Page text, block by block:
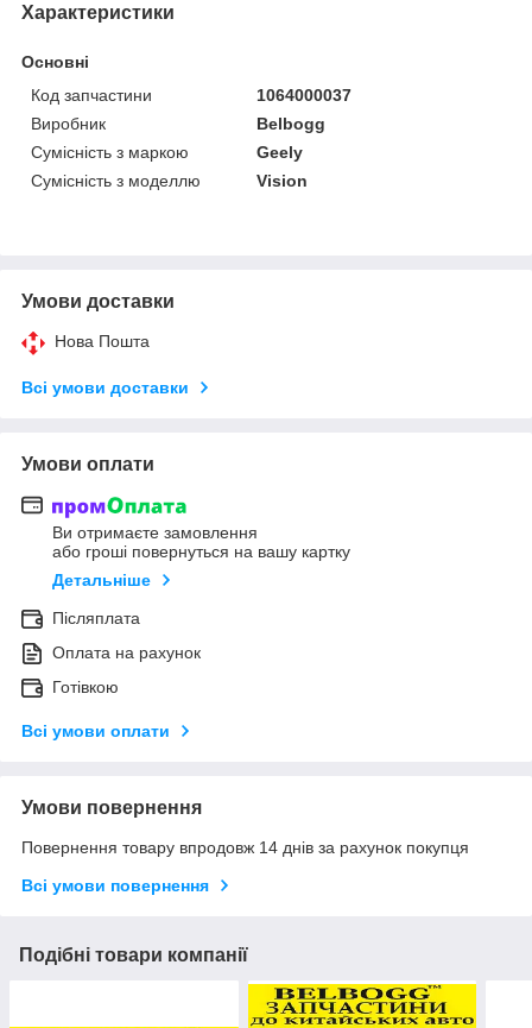
Характеристики
Основні
Код запчастини
1064000037
Виробник
Belbogg
Сумісність з маркою
Geely
Сумісність з моделлю
Vision
Умови доставки
Нова Пошта
Всі умови доставки
Умови оплати
Ви отримаєте замовлення
або гроші повернуться на вашу картку
Детальніше
Післяплата
Оплата на рахунок
Готівкою
Всі умови оплати
Умови повернення
Повернення товару впродовж 14 днів за рахунок покупця
Всі умови повернення
Подібні товари компанії